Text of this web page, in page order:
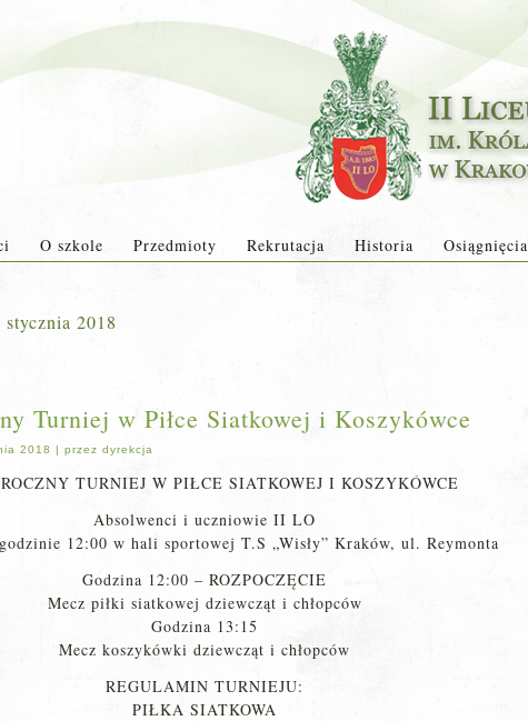
O szkole Przedmioty Rekrutacja Historia Osiągnięcia
stycznia 2018
Turniej w Piłce Siatkowej i Koszykówce
2018 | przez dyrekcja
TURNIEJ W PIŁCE SIATKOWEJ I KOSZYKÓWCE
Absolwenci i uczniowie II LO
12:00 w hali sportowej T.S „Wisły” Kraków, ul. Reymonta
Godzina 12:00 – ROZPOCZĘCIE
Mecz piłki siatkowej dziewcząt i chłopców
Godzina 13:15
Mecz koszykówki dziewcząt i chłopców
REGULAMIN TURNIEJU:
PIŁKA SIATKOWA